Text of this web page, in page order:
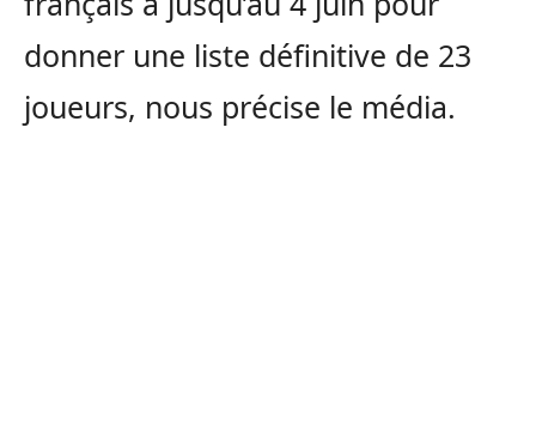
donner une liste définitive de 23
joueurs, nous précise le média.